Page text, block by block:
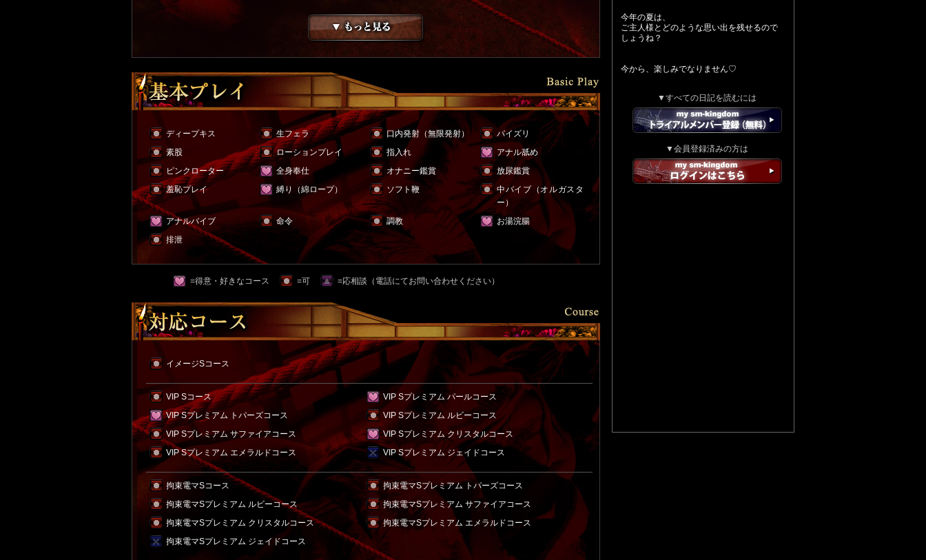
ディープキス 生フェラ 口内発射（無限発射）
パイズリ
素股
ローションプレイ 指入れ
アナル舐め
ピンクローター
全身奉仕 オナニー鑑賞
放尿鑑賞
羞恥プレイ
縛り（綿ロープ） ソフト鞭
中バイブ（オルガスタ
ー）
アナルバイブ
命令 調教
お湯浣腸
排泄
=得意・好きなコース =可 =応相談（電話にてお問い合わせください）
イメージSコース
VIP Sコース
VIP Sプレミアム パールコース
VIP Sプレミアム トパーズコース
VIP Sプレミアム ルビーコース
VIP Sプレミアム サファイアコース
VIP Sプレミアム クリスタルコース
VIP Sプレミアム エメラルドコース
VIP Sプレミアム ジェイドコース
拘束電マSコース
拘束電マSプレミアム トパーズコース
拘束電マSプレミアム ルビーコース
拘束電マSプレミアム サファイアコース
拘束電マSプレミアム クリスタルコース
拘束電マSプレミアム エメラルドコース
拘束電マSプレミアム ジェイドコース
今年の夏は、
ご主人様とどのような思い出を残せるので
しょうね？
今から、楽しみでなりません♡
▼すべての日記を読むには
▼会員登録済みの方は